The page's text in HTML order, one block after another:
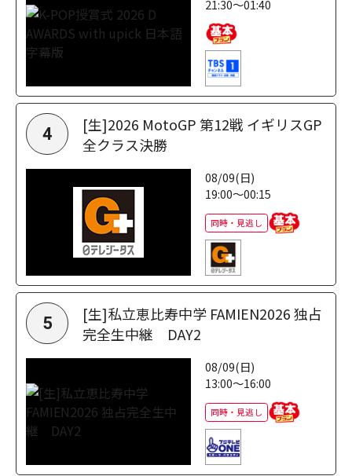
21:30～01:40
4
[生]2026 MotoGP 第12戦 イギリスGP
全クラス決勝
08/09(日)
19:00～00:15
同時・見逃し
5
[生]私立恵比寿中学 FAMIEN2026 独占
完全生中継 DAY2
08/09(日)
13:00～16:00
同時・見逃し